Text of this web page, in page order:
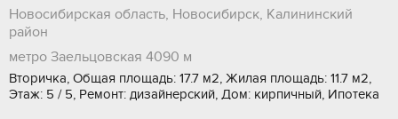
Новосибирская область, Новосибирск, Калининский
район
метро Заельцовская 4090 м
Вторичка, Общая площадь: 17.7 м2, Жилая площадь: 11.7 м2,
Этаж: 5 / 5, Ремонт: дизайнерский, Дом: кирпичный, Ипотека